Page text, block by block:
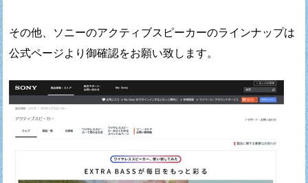
その他、ソニーのアクティブスピーカーのラインナップは
公式ページより御確認をお願い致します。